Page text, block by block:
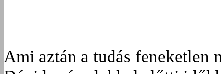
Ami aztán a tudás